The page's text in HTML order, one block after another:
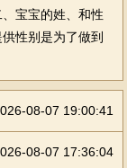
宝宝的姓、和性
性别是为了做到
08-07 19:00:41
08-07 17:36:04